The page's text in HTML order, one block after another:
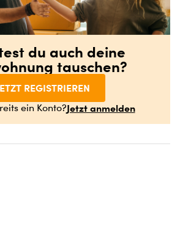
du auch deine
tauschen?
REGISTRIEREN
ein Konto?Jetzt anmelden